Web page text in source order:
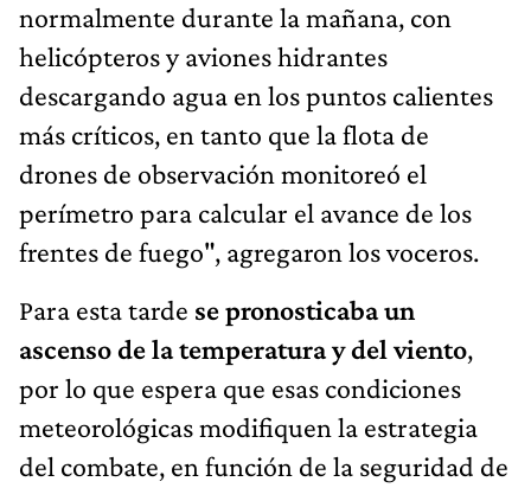
normalmente durante la mañana, con
helicópteros y aviones hidrantes
descargando agua en los puntos calientes
más críticos, en tanto que la flota de
drones de observación monitoreó el
perímetro para calcular el avance de los
frentes de fuego", agregaron los voceros.
Para esta tarde se pronosticaba un
ascenso de la temperatura y del viento,
por lo que espera que esas condiciones
meteorológicas modifiquen la estrategia
del combate, en función de la seguridad de